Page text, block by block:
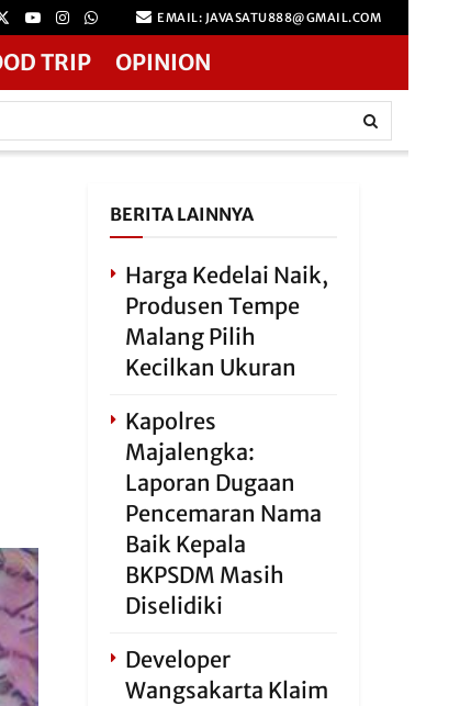
EMAIL: JAVASATU888@GMAIL.COM
TRIP OPINION
BERITA LAINNYA
Harga Kedelai Naik,
Produsen Tempe
Malang Pilih
Kecilkan Ukuran
Kapolres
Majalengka:
Laporan Dugaan
Pencemaran Nama
Baik Kepala
BKPSDM Masih
Diselidiki
Developer
Wangsakarta Klaim